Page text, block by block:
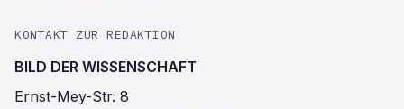
KONTAKT ZUR REDAKTION
BILD DER WISSENSCHAFT
Ernst-Mey-Str. 8